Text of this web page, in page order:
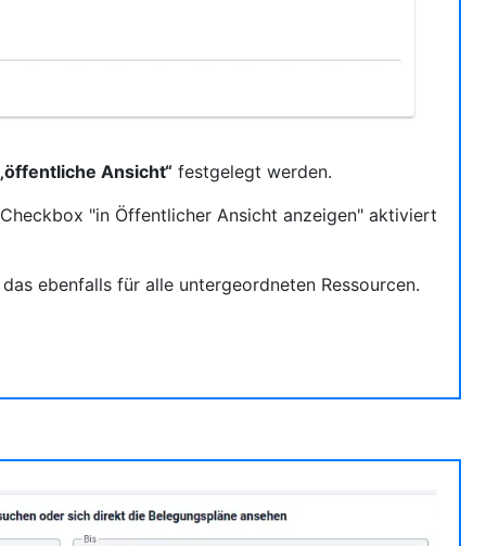
Ansicht“ festgelegt werden.
"in Öffentlicher Ansicht anzeigen" aktiviert
ebenfalls für alle untergeordneten Ressourcen.